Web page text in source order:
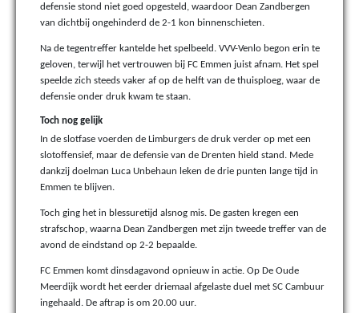
defensie stond niet goed opgesteld, waardoor Dean Zandbergen
van dichtbij ongehinderd de 2-1 kon binnenschieten.
Na de tegentreffer kantelde het spelbeeld. VVV-Venlo begon erin te
geloven, terwijl het vertrouwen bij FC Emmen juist afnam. Het spel
speelde zich steeds vaker af op de helft van de thuisploeg, waar de
defensie onder druk kwam te staan.
Toch nog gelijk
In de slotfase voerden de Limburgers de druk verder op met een
slotoffensief, maar de defensie van de Drenten hield stand. Mede
dankzij doelman Luca Unbehaun leken de drie punten lange tijd in
Emmen te blijven.
Toch ging het in blessuretijd alsnog mis. De gasten kregen een
strafschop, waarna Dean Zandbergen met zijn tweede treffer van de
avond de eindstand op 2-2 bepaalde.
FC Emmen komt dinsdagavond opnieuw in actie. Op De Oude
Meerdijk wordt het eerder driemaal afgelaste duel met SC Cambuur
ingehaald. De aftrap is om 20.00 uur.